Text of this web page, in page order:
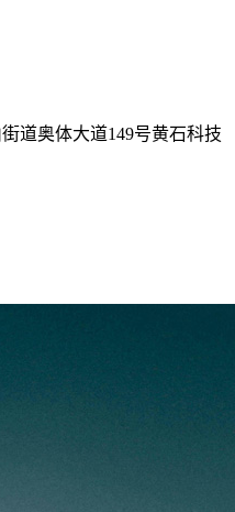
道奥体大道149号黄石科技